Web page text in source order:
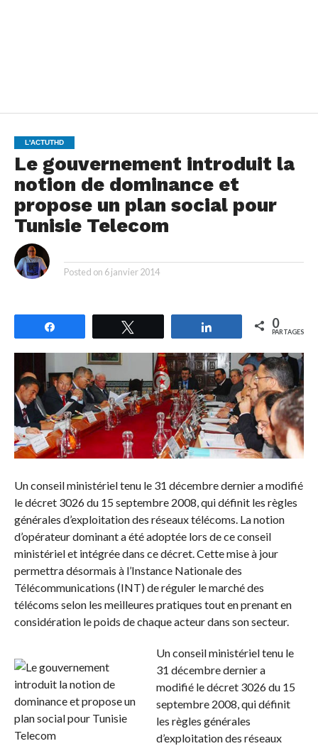
L'ACTUTHD
Le gouvernement introduit la
notion de dominance et
propose un plan social pour
Tunisie Telecom
Posted on 6 janvier 2014
Partagez 0
PARTAGES
Un conseil ministériel tenu le 31 décembre dernier a modifié
le décret 3026 du 15 septembre 2008, qui définit les règles
générales d’exploitation des réseaux télécoms. La notion
d’opérateur dominant a été adoptée lors de ce conseil
ministériel et intégrée dans ce décret. Cette mise à jour
permettra désormais à l’Instance Nationale des
Télécommunications (INT) de réguler le marché des
télécoms selon les meilleures pratiques tout en prenant en
considération le poids de chaque acteur dans son secteur.
Un conseil ministériel tenu le
31 décembre dernier a
modifié le décret 3026 du 15
septembre 2008, qui définit
les règles générales
d’exploitation des réseaux